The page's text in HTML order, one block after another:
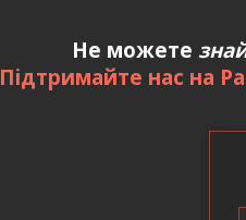
Не можете
Підтримайте нас на